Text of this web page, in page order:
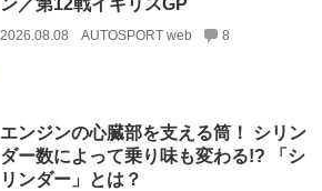
2026.08.08 AUTOSPORT web 8
エンジンの心臓部を支える筒！ シリン
ダー数によって乗り味も変わる!? 「シ
リンダー」とは？